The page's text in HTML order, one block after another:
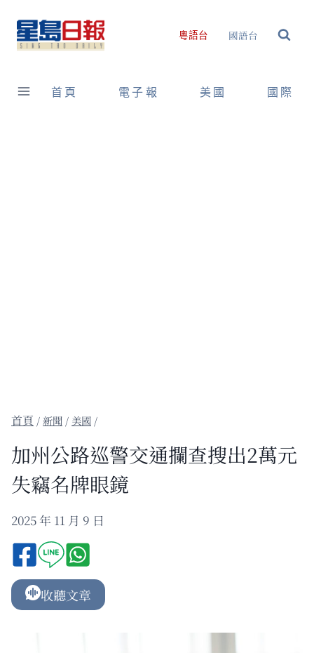
content
粵語台 國語台
首頁 電子報 美國 國際
/新聞 / 美國 /
加州公路巡警交通攔查搜出2萬元
失竊名牌眼鏡
2025 年 11 月 9 日
收聽文章